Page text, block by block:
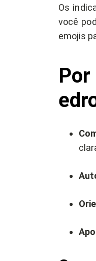
Os
você
emojis
Por